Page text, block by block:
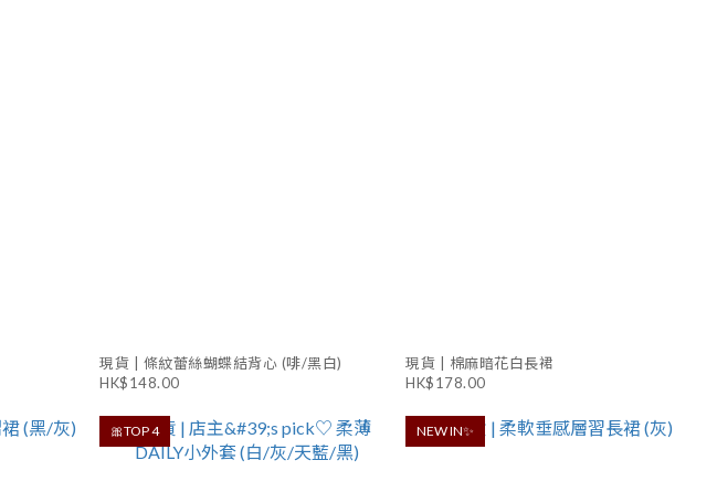
現貨 | 條紋蕾絲蝴蝶結背心 (啡/黑白)
HK$148.00
現貨 | 棉麻暗花白長裙
HK$178.00
🎀TOP 4 NEW IN✨